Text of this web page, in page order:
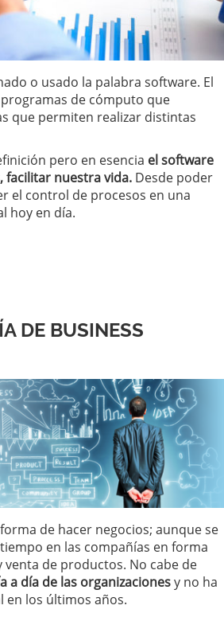
o usado la palabra software. El
de cómputo que
que permiten realizar distintas
pero en esencia el software
facilitar nuestra vida. Desde poder
el control de procesos en una
hoy en día.
DE BUSINESS
de hacer negocios; aunque se
en las compañías en forma
de productos. No cabe de
día de las organizacionesy no ha
en los últimos años.